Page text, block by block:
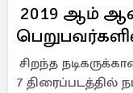
2019 ஆம்
சிறந்த
7 திரைப்படத்தில்